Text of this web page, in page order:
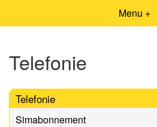
Menu +
Telefonie
Telefonie
Simabonnement